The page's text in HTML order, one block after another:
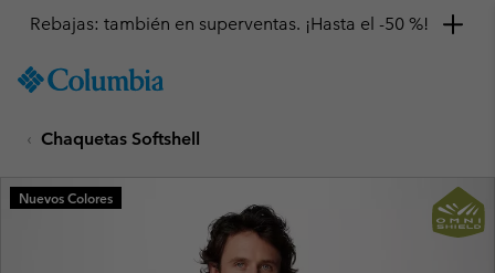
TO
SKIP
MAIN
NAV
Rebajas: también en superventas. ¡Hasta el -50 %!
Chaquetas Softshell
Nuevos Colores